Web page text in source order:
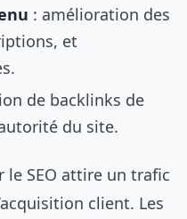
: amélioration des
et
de backlinks de
du site.
SEO attire un trafic
client. Les